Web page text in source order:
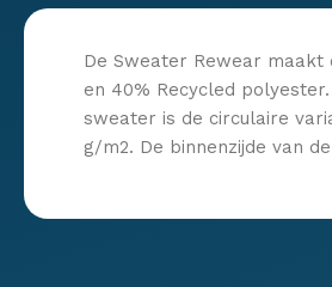
De Sweater Rewear
en 40% Recycled
sweater is de circulaire
g/m2. De binnenzijde van